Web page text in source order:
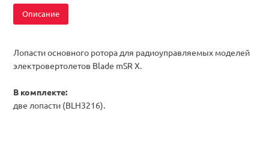
Описание
Лопасти основного ротора для радиоуправляемых моделей
электровертолетов Blade mSR X.
В комплекте:
две лопасти (BLH3216).